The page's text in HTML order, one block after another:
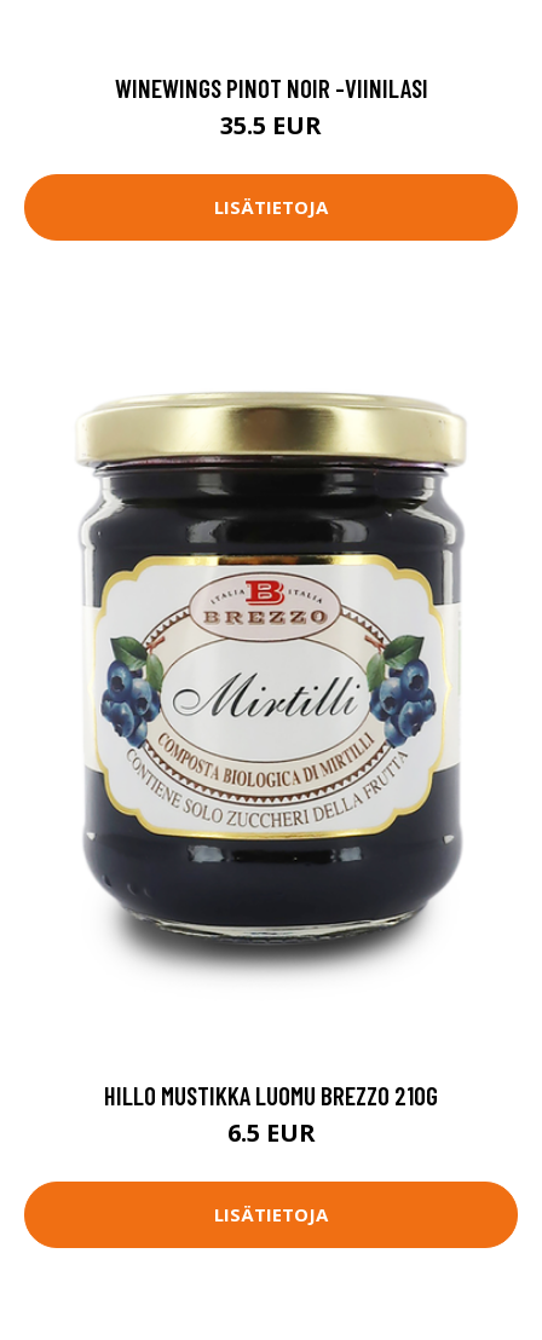
WINEWINGS PINOT NOIR -VIINILASI
35.5 EUR
LISÄTIETOJA
HILLO MUSTIKKA LUOMU BREZZO 210G
6.5 EUR
LISÄTIETOJA